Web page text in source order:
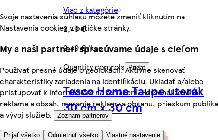
Svoje nastavenia súhlasu môžete zmeniť kliknutím na
Nastavenia cookies v pätičke stránky.
My a naši partneri spracúvame údaje s cieľom
Používať presné údaje o geolokácii. Aktívne skenovať
charakteristiky zariadenia na identifikáciu. Ukladať a/alebo
pristupovať k informáciám na zariadení. Personalizovaná
reklama a obsah, meranie reklamy a obsahu, prieskum publika
a vývoj služieb.
Zoznam partnerov
Prijať všetko Odmietnuť všetko Vlastné nastavenie
Viac z kategórie
2,49 €
2,49 €/kus
Quantity controls
Pridať
Tesco Home Taupe uterák
30 cm x 30 cm